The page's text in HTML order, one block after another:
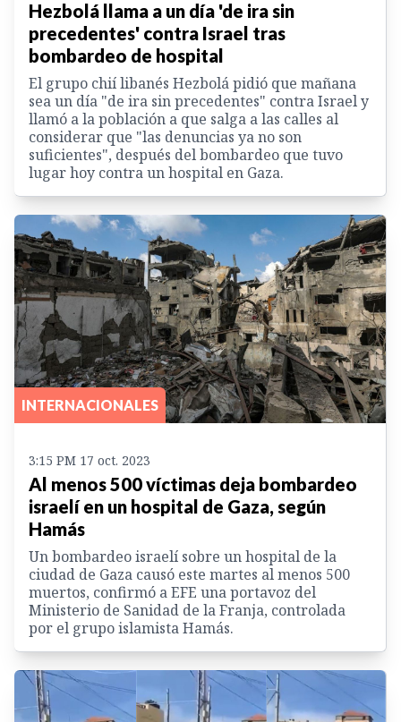
Hezbolá llama a un día 'de ira sin
precedentes' contra Israel tras
bombardeo de hospital
El grupo chií libanés Hezbolá pidió que mañana
sea un día "de ira sin precedentes" contra Israel y
llamó a la población a que salga a las calles al
considerar que "las denuncias ya no son
suficientes", después del bombardeo que tuvo
lugar hoy contra un hospital en Gaza.
INTERNACIONALES
3:15 PM 17 oct. 2023
Al menos 500 víctimas deja bombardeo
israelí en un hospital de Gaza, según
Hamás
Un bombardeo israelí sobre un hospital de la
ciudad de Gaza causó este martes al menos 500
muertos, confirmó a EFE una portavoz del
Ministerio de Sanidad de la Franja, controlada
por el grupo islamista Hamás.